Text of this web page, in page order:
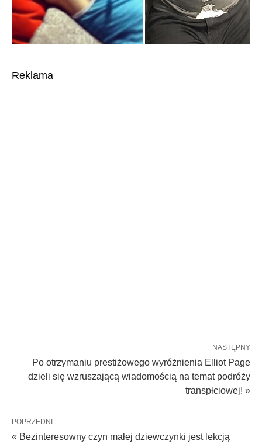
Reklama
NASTĘPNY
Po otrzymaniu prestiżowego wyróżnienia Elliot Page
dzieli się wzruszającą wiadomością na temat podróży
transpłciowej! »
POPRZEDNI
« Bezinteresowny czyn małej dziewczynki jest lekcją